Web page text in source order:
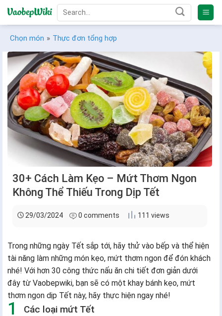
Bỏ
qua
dung
Chọn món » Thực đơn tổng hợp
30+ Cách Làm Kẹo – Mứt Thơm Ngon
Không Thể Thiếu Trong Dịp Tết
29/03/2024 0 comments 111 views
Trong những ngày Tết sắp tới, hãy thử vào bếp và thể hiện
tài năng làm những món kẹo, mứt thơm ngon để đón khách
nhé! Với hơn 30 công thức nấu ăn chi tiết đơn giản dưới
đây từ Vaobepwiki, bạn sẽ có một khay bánh kẹo, mứt
thơm ngon dịp Tết này, hãy thực hiện ngay nhé!
Các loại mứt Tết